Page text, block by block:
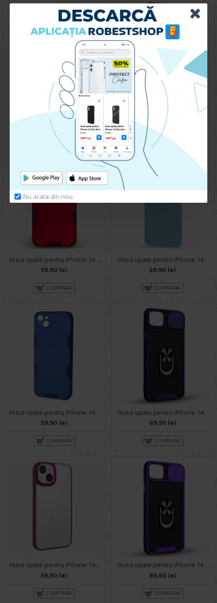
Nu arata din nou.
59.90 lei
CUMPARA
Husa spate pentru iPhone 14 Plus - Slide Case Negru
69.90 lei
CUMPARA
Husa spate pentru iPhone 14 Plus - Mantis Case Rosu / Negru
59.90 lei
CUMPARA
Husa spate pentru iPhone 14 Plus - Silicon Line Bleu Ciel
59.90 lei
CUMPARA
Husa spate pentru iPhone 14 Plus - Mantis Case Albastru / Negru
59.90 lei
CUMPARA
Husa spate pentru iPhone 14 Plus - Slide Case Albastru
69.90 lei
CUMPARA
Husa spate pentru iPhone 14 Plus - Leaf Case Rosu
59.90 lei
CUMPARA
Husa spate pentru iPhone 14 Plus - Slide Case Mov
69.90 lei
CUMPARA